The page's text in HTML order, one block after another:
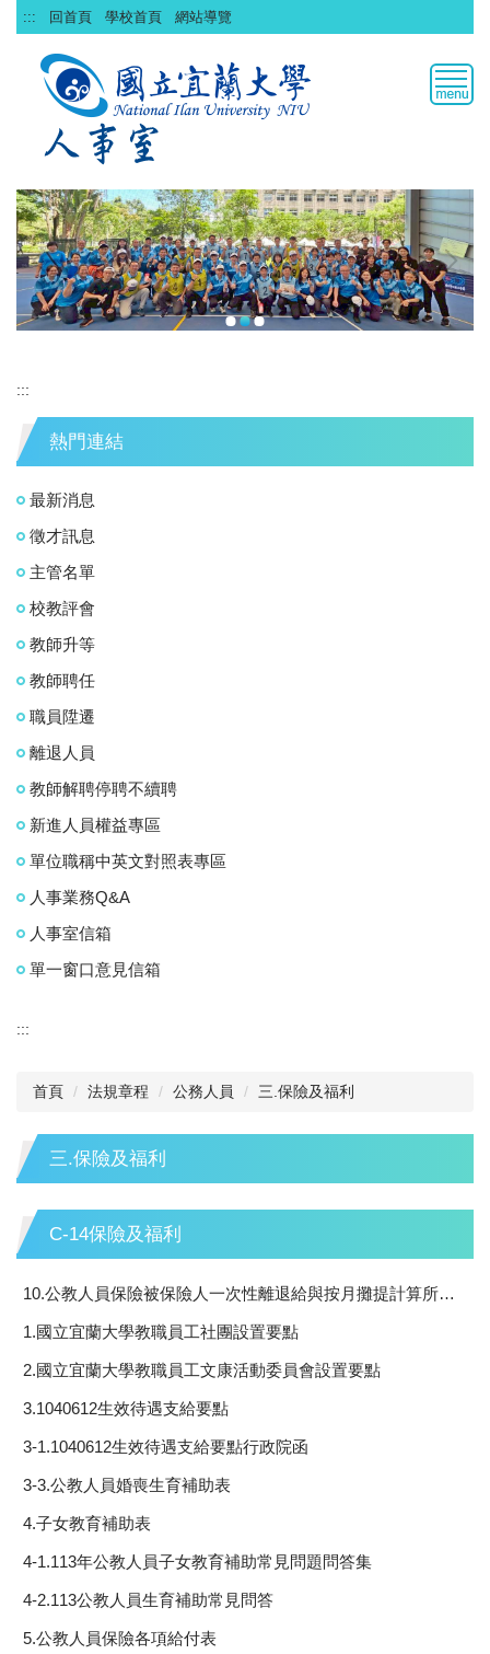
跳
到
::: 回首頁 學校首頁 網站導覽
:::
熱門連結
最新消息
徵才訊息
主管名單
校教評會
教師升等
教師聘任
職員陞遷
離退人員
教師解聘停聘不續聘
新進人員權益專區
單位職稱中英文對照表專區
人事業務Q&A
人事室信箱
單一窗口意見信箱
:::
首頁 法規章程 公務人員 三.保險及福利
三.保險及福利
C-14保險及福利
10.公教人員保險被保險人一次性離退給與按月攤提計算所據平均餘命標準表
1.國立宜蘭大學教職員工社團設置要點
2.國立宜蘭大學教職員工文康活動委員會設置要點
3.1040612生效待遇支給要點
3-1.1040612生效待遇支給要點行政院函
3-3.公教人員婚喪生育補助表
4.子女教育補助表
4-1.113年公教人員子女教育補助常見問題問答集
4-2.113公教人員生育補助常見問答
5.公教人員保險各項給付表